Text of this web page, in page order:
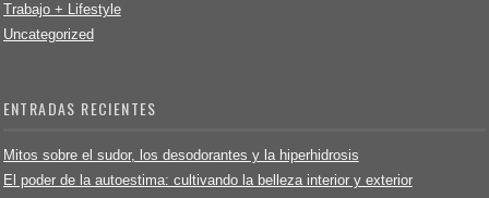
Trabajo + Lifestyle
Uncategorized
ENTRADAS RECIENTES
Mitos sobre el sudor, los desodorantes y la hiperhidrosis
El poder de la autoestima: cultivando la belleza interior y exterior